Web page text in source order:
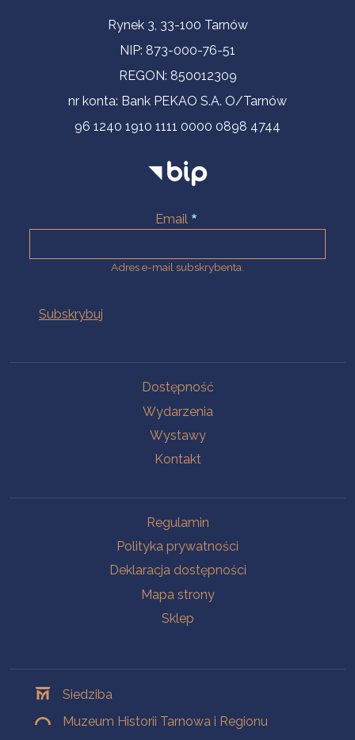
Informacje kontaktoweRynek 3, 33-100 Tarnów
NIP: 873-000-76-51
REGON: 850012309
nr konta: Bank PEKAO S.A. O/Tarnów
96 1240 1910 1111 0000 0898 4744
Email
Adres e-mail subskrybenta.
Dostępność
Wydarzenia
Wystawy
Kontakt
Regulamin
Polityka prywatności
Deklaracja dostępności
Mapa strony
Sklep
Siedziba
Muzeum Historii Tarnowa i Regionu